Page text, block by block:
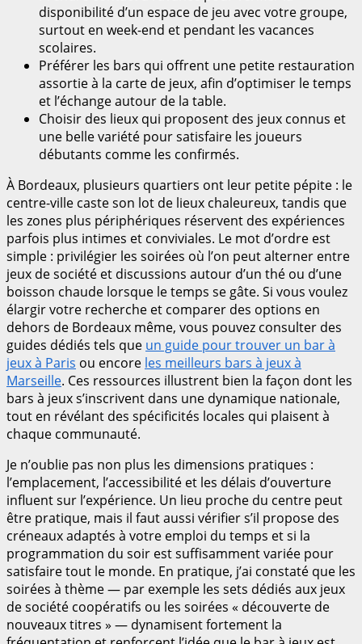
disponibilité d’un espace de jeu avec votre groupe,
surtout en week-end et pendant les vacances
scolaires.
Préférer les bars qui offrent une petite restauration
assortie à la carte de jeux, afin d’optimiser le temps
et l’échange autour de la table.
Choisir des lieux qui proposent des jeux connus et
une belle variété pour satisfaire les joueurs
débutants comme les confirmés.
À Bordeaux, plusieurs quartiers ont leur petite pépite : le
centre-ville caste son lot de lieux chaleureux, tandis que
les zones plus périphériques réservent des expériences
parfois plus intimes et conviviales. Le mot d’ordre est
simple : privilégier les soirées où l’on peut alterner entre
jeux de société et discussions autour d’un thé ou d’une
boisson chaude lorsque le temps se gâte. Si vous voulez
élargir votre recherche et comparer des options en
dehors de Bordeaux même, vous pouvez consulter des
guides dédiés tels que un guide pour trouver un bar à
jeux à Paris ou encore les meilleurs bars à jeux à
Marseille. Ces ressources illustrent bien la façon dont les
bars à jeux s’inscrivent dans une dynamique nationale,
tout en révélant des spécificités locales qui plaisent à
chaque communauté.
Je n’oublie pas non plus les dimensions pratiques :
l’emplacement, l’accessibilité et les délais d’ouverture
influent sur l’expérience. Un lieu proche du centre peut
être pratique, mais il faut aussi vérifier s’il propose des
créneaux adaptés à votre emploi du temps et si la
programmation du soir est suffisamment variée pour
satisfaire tout le monde. En pratique, j’ai constaté que les
soirées à thème — par exemple les sets dédiés aux jeux
de société coopératifs ou les soirées « découverte de
nouveaux titres » — dynamisent fortement la